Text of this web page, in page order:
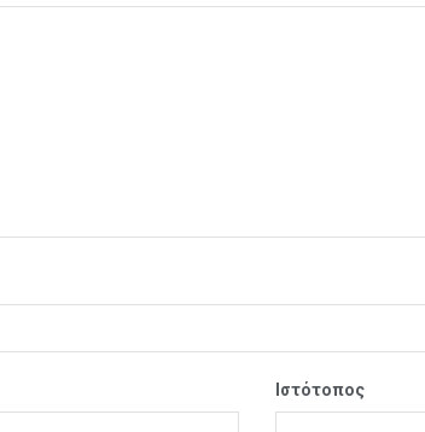
Ιστότοπος